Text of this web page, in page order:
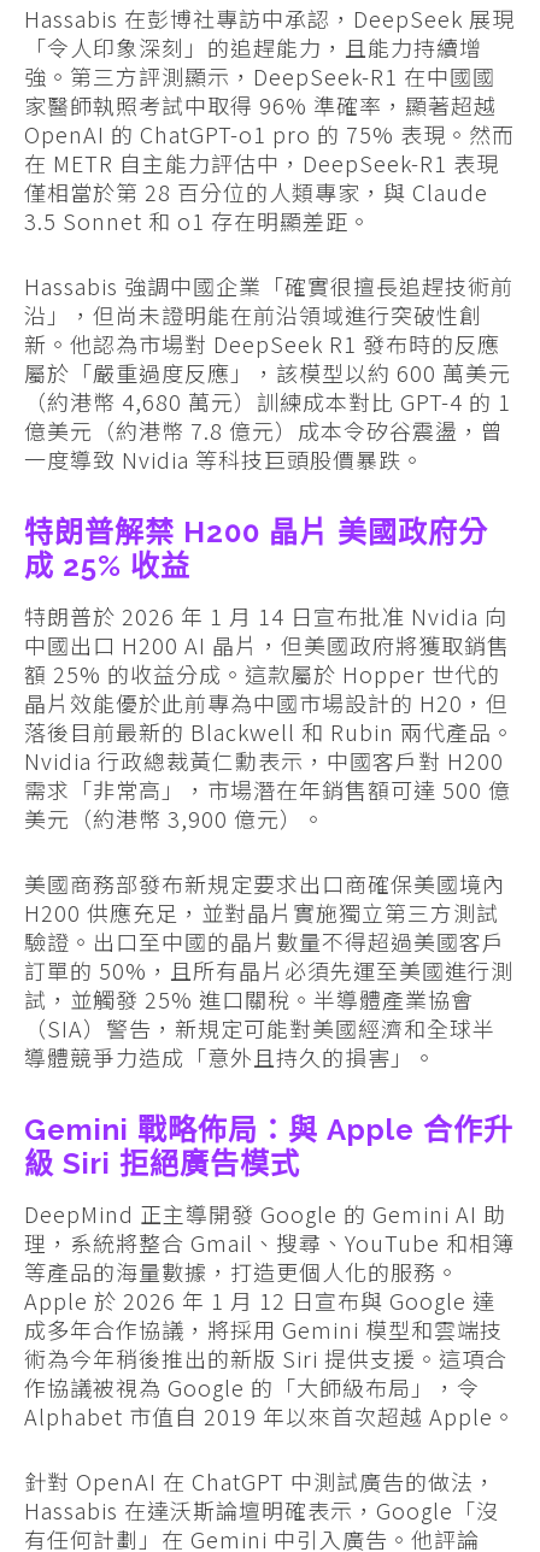
Hassabis 在彭博社專訪中承認，DeepSeek 展現
「令人印象深刻」的追趕能力，且能力持續增
強。第三方評測顯示，DeepSeek-R1 在中國國
家醫師執照考試中取得 96% 準確率，顯著超越
OpenAI 的 ChatGPT-o1 pro 的 75% 表現。然而
在 METR 自主能力評估中，DeepSeek-R1 表現
僅相當於第 28 百分位的人類專家，與 Claude
3.5 Sonnet 和 o1 存在明顯差距。
Hassabis 強調中國企業「確實很擅長追趕技術前
沿」，但尚未證明能在前沿領域進行突破性創
新。他認為市場對 DeepSeek R1 發布時的反應
屬於「嚴重過度反應」，該模型以約 600 萬美元
（約港幣 4,680 萬元）訓練成本對比 GPT-4 的 1
億美元（約港幣 7.8 億元）成本令矽谷震盪，曾
一度導致 Nvidia 等科技巨頭股價暴跌。
特朗普解禁 H200 晶片 美國政府分
成 25% 收益
特朗普於 2026 年 1 月 14 日宣布批准 Nvidia 向
中國出口 H200 AI 晶片，但美國政府將獲取銷售
額 25% 的收益分成。這款屬於 Hopper 世代的
晶片效能優於此前專為中國市場設計的 H20，但
落後目前最新的 Blackwell 和 Rubin 兩代產品。
Nvidia 行政總裁黃仁勳表示，中國客戶對 H200
需求「非常高」，市場潛在年銷售額可達 500 億
美元（約港幣 3,900 億元）。
美國商務部發布新規定要求出口商確保美國境內
H200 供應充足，並對晶片實施獨立第三方測試
驗證。出口至中國的晶片數量不得超過美國客戶
訂單的 50%，且所有晶片必須先運至美國進行測
試，並觸發 25% 進口關稅。半導體產業協會
（SIA）警告，新規定可能對美國經濟和全球半
導體競爭力造成「意外且持久的損害」。
Gemini 戰略佈局：與 Apple 合作升
級 Siri 拒絕廣告模式
DeepMind 正主導開發 Google 的 Gemini AI 助
理，系統將整合 Gmail、搜尋、YouTube 和相簿
等產品的海量數據，打造更個人化的服務。
Apple 於 2026 年 1 月 12 日宣布與 Google 達
成多年合作協議，將採用 Gemini 模型和雲端技
術為今年稍後推出的新版 Siri 提供支援。這項合
作協議被視為 Google 的「大師級布局」，令
Alphabet 市值自 2019 年以來首次超越 Apple。
針對 OpenAI 在 ChatGPT 中測試廣告的做法，
Hassabis 在達沃斯論壇明確表示，Google「沒
有任何計劃」在 Gemini 中引入廣告。他評論